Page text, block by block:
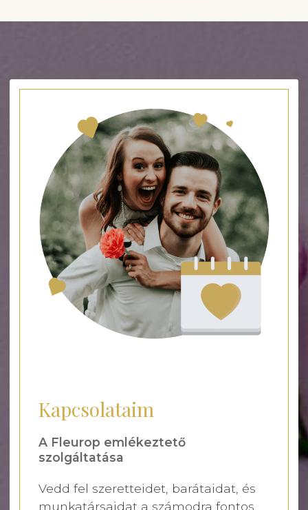
Kapcsolataim
A Fleurop emlékeztető
szolgáltatása
Vedd fel szeretteidet, barátaidat, és
munkatársaidat a számodra fontos